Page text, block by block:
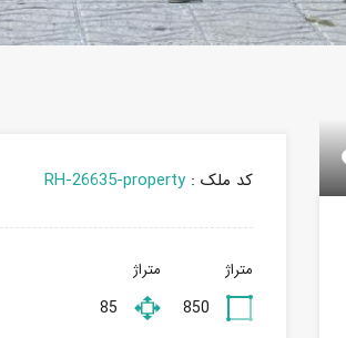
کد ملک : RH-26635-property
متراژ
850
متراژ
85